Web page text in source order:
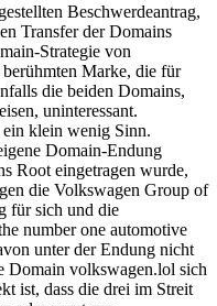
Beschwerdeantrag,
Transfer der Domains
Strategie von
Marke, die für
die beiden Domains,
uninteressant.
klein wenig Sinn.
Domain-Endung
Root eingetragen wurde,
die Volkswagen Group of
für sich und die
number one automotive
unter der Endung nicht
Domain volkswagen.lol sich
ist, dass die drei im Streit